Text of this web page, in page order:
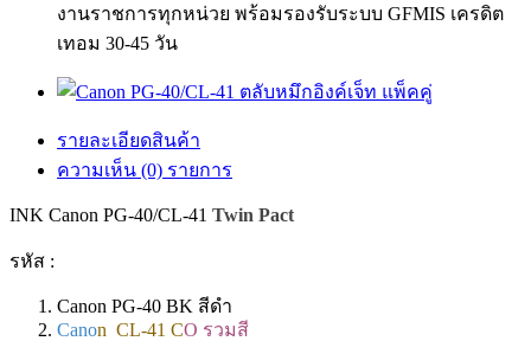
งานราชการทุกหน่วย พร้อมรองรับระบบ GFMIS เครดิต
เทอม 30-45 วัน
รายละเอียดสินค้า
ความเห็น (0) รายการ
INK Canon PG-40/CL-41 Twin Pact
รหัส :
Canon PG-40 BK สีดำ
Canon CL-41 CO รวมสี